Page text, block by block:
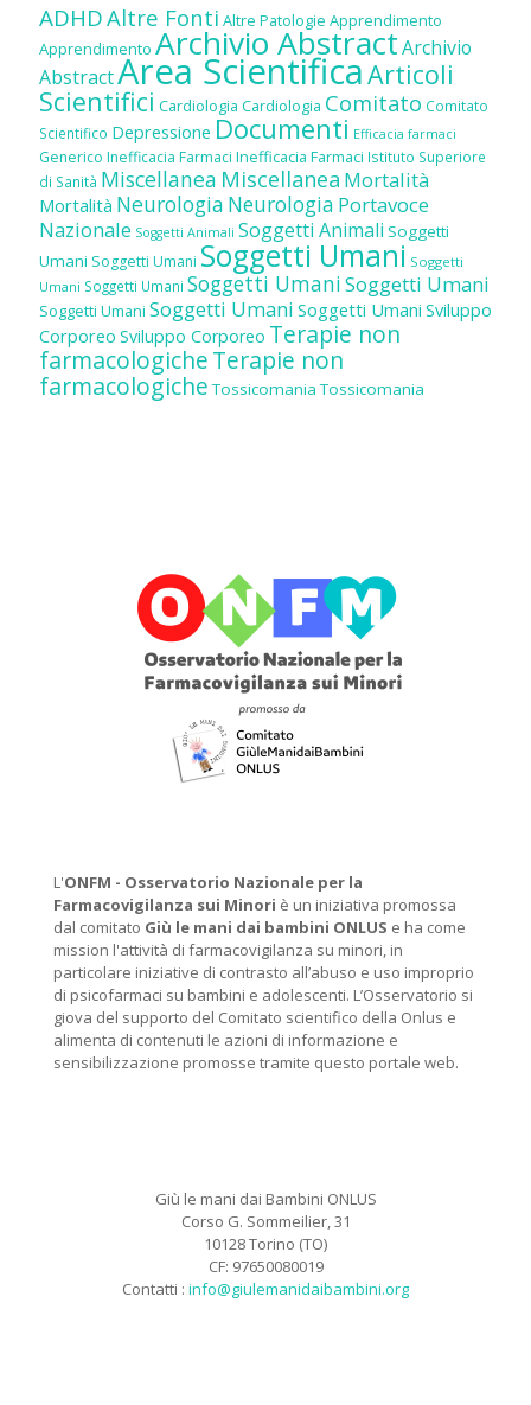
ADHDAltre Fonti Altre Patologie Apprendimento
Apprendimento Archivio AbstractArchivio
AbstractArea ScientificaArticoli
Scientifici Cardiologia Cardiologia Comitato Comitato
Scientifico Depressione Documenti Efficacia farmaci
Generico Inefficacia Farmaci Inefficacia Farmaci Istituto Superiore
di Sanità Miscellanea Miscellanea Mortalità
Mortalità Neurologia Neurologia Portavoce
Nazionale Soggetti Animali Soggetti Animali Soggetti
Umani Soggetti Umani Soggetti Umani Soggetti
Umani Soggetti Umani Soggetti UmaniSoggetti Umani
Soggetti Umani Soggetti Umani Soggetti Umani Sviluppo
Corporeo Sviluppo Corporeo Terapie non
farmacologicheTerapie non
farmacologiche Tossicomania Tossicomania
L'ONFM - Osservatorio Nazionale per la
Farmacovigilanza sui Minori è un iniziativa promossa
dal comitato Giù le mani dai bambini ONLUS e ha come
mission l'attività di farmacovigilanza su minori, in
particolare iniziative di contrasto all’abuso e uso improprio
di psicofarmaci su bambini e adolescenti. L’Osservatorio si
giova del supporto del Comitato scientifico della Onlus e
alimenta di contenuti le azioni di informazione e
sensibilizzazione promosse tramite questo portale web.
Giù le mani dai Bambini ONLUS
Corso G. Sommeilier, 31
10128 Torino (TO)
CF: 97650080019
Contatti : info@giulemanidaibambini.org